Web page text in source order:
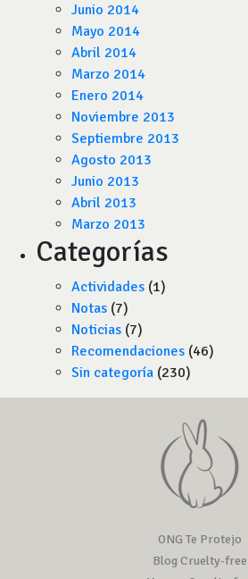
Junio 2014
Mayo 2014
Abril 2014
Marzo 2014
Enero 2014
Noviembre 2013
Septiembre 2013
Agosto 2013
Junio 2013
Abril 2013
Marzo 2013
Categorías
Actividades (1)
Notas (7)
Noticias (7)
Recomendaciones (46)
Sin categoría (230)
ONG Te Protejo
Blog Cruelty-free